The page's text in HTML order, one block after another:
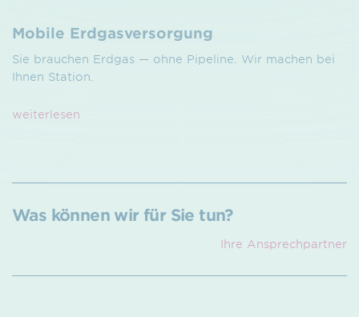
Mobile Erdgasversorgung
Sie brauchen Erdgas — ohne Pipeline. Wir machen bei
Ihnen Station.
weiterlesen
Was können wir für Sie tun?
Ihre Ansprech­partner